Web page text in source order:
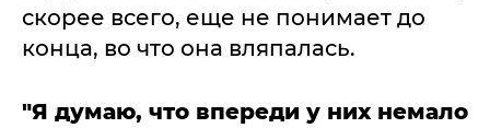
скорее всего, еще не понимает до
конца, во что она вляпалась.
"Я думаю, что впереди у них немало